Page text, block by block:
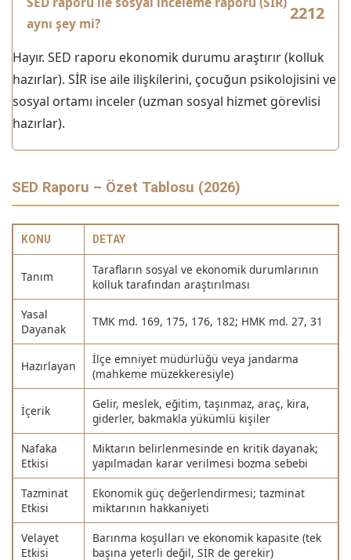
aynı şey mi?
Hayır. SED raporu ekonomik durumu araştırır (kolluk
hazırlar). SİR ise aile ilişkilerini, çocuğun psikolojisini ve
sosyal ortamı inceler (uzman sosyal hizmet görevlisi
hazırlar).
SED Raporu – Özet Tablosu (2026)
KONU DETAY
Tanım
Tarafların sosyal ve ekonomik durumlarının
kolluk tarafından araştırılması
Yasal
Dayanak
TMK md. 169, 175, 176, 182; HMK md. 27, 31
Hazırlayan
İlçe emniyet müdürlüğü veya jandarma
(mahkeme müzekkeresiyle)
İçerik
Gelir, meslek, eğitim, taşınmaz, araç, kira,
giderler, bakmakla yükümlü kişiler
Nafaka
Etkisi
Miktarın belirlenmesinde en kritik dayanak;
yapılmadan karar verilmesi bozma sebebi
Tazminat
Etkisi
Ekonomik güç değerlendirmesi; tazminat
miktarının hakkaniyeti
Velayet
Etkisi
Barınma koşulları ve ekonomik kapasite (tek
başına yeterli değil, SİR de gerekir)